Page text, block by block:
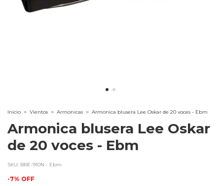
Inicio > Vientos > Armonicas > Armonica blusera Lee Oskar de 20 voces - Ebm
Armonica blusera Lee Oskar
de 20 voces - Ebm
SKU: BRE-910N - Ebm
-7% OFF